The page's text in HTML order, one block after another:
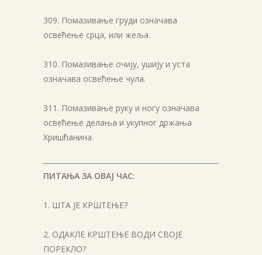
309. Помазивање груди означава
освећење срца, или жеља.
310. Помазивање очију, ушију и уста
означава освећење чула.
311. Помазивање руку и ногу означава
освећење делања и укупног држања
Хришћанина.
ПИТАЊА ЗА ОВАЈ ЧАС:
1. ШТА ЈЕ КРШТЕЊЕ?
2. ОДАКЛЕ КРШТЕЊЕ ВОДИ СВОЈЕ
ПОРЕКЛО?